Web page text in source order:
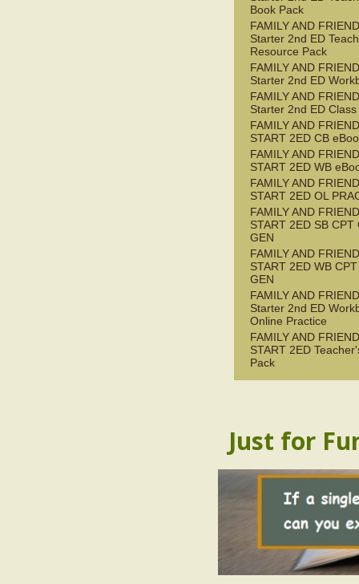
Book Pack
FAMILY AND
Starter 2nd ED
Resource Pack
FAMILY AND
Starter 2nd ED
FAMILY AND
Starter 2nd ED
FAMILY AND
START 2ED CB
FAMILY AND
START 2ED WB
FAMILY AND
START 2ED OL
FAMILY AND
START 2ED SB CPT
GEN
FAMILY AND
START 2ED WB
GEN
FAMILY AND
Starter 2nd ED
Online Practice
FAMILY AND
START 2ED
Pack
Just for